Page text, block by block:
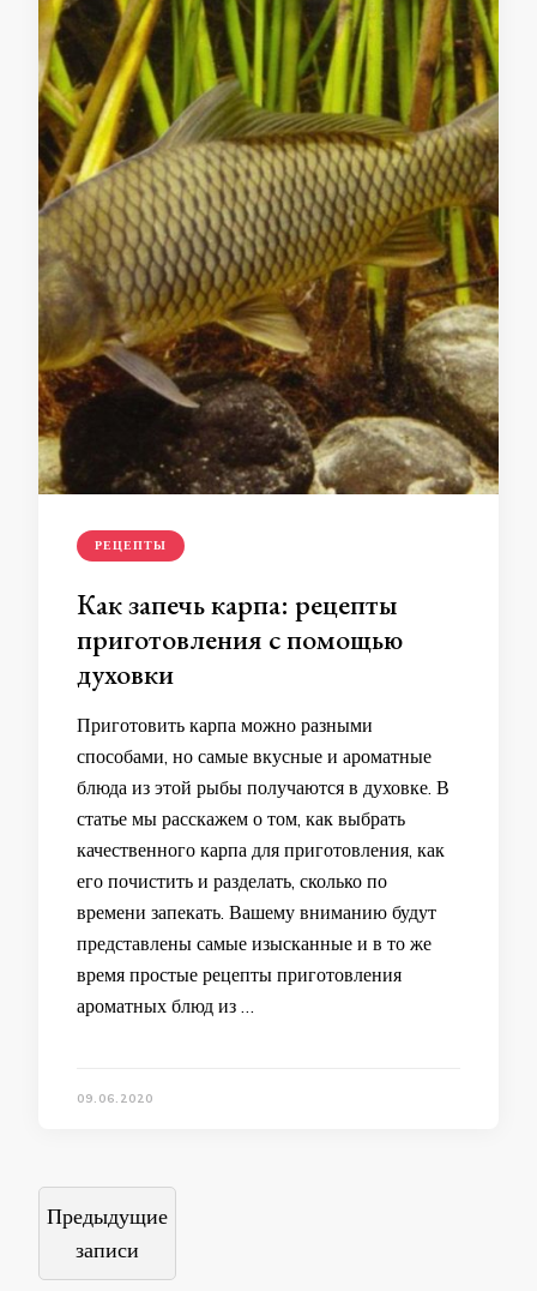
РЕЦЕПТЫ
Как запечь карпа: рецепты
приготовления с помощью
духовки
Приготовить карпа можно разными
способами, но самые вкусные и ароматные
блюда из этой рыбы получаются в духовке. В
статье мы расскажем о том, как выбрать
качественного карпа для приготовления, как
его почистить и разделать, сколько по
времени запекать. Вашему вниманию будут
представлены самые изысканные и в то же
время простые рецепты приготовления
ароматных блюд из …
09.06.2020
Навигация
по
записям
Предыдущие
записи